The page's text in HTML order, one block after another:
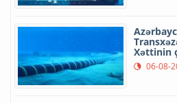
Xəttinin
06-08-